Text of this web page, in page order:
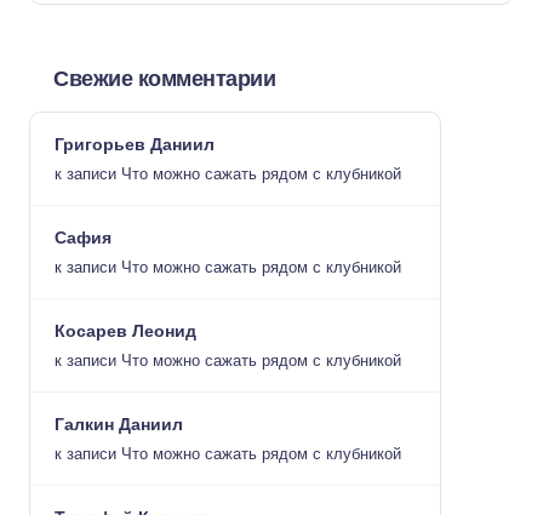
Свежие комментарии
Григорьев Даниил
к записи Что можно сажать рядом с клубникой
Сафия
к записи Что можно сажать рядом с клубникой
Косарев Леонид
к записи Что можно сажать рядом с клубникой
Галкин Даниил
к записи Что можно сажать рядом с клубникой